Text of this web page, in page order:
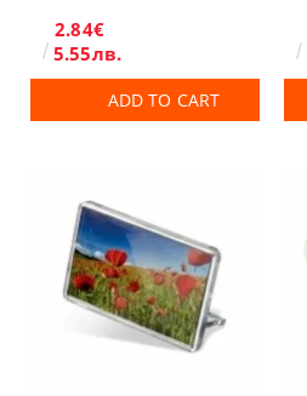
2.84€
5.55лв.
ADD TO CART